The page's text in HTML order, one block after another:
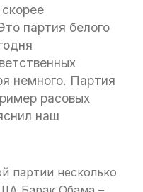
партия белого
немного. Партия
расовых
наш
партии несколько